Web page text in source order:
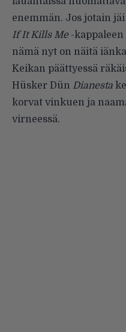
enemmän. Jos jotain
If It Kills Me-
nämä nyt on näitä
Keikan päättyessä
Hüsker Dün Dianesta
korvat vinkuen ja
virneessä.